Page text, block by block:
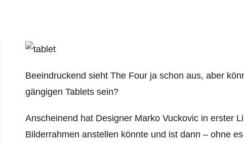
Beeindruckend sieht The Four ja schon aus, aber
gängigen Tablets sein?
Anscheinend hat Designer Marko Vuckovic in erster
Bilderrahmen anstellen könnte und ist dann – ohne